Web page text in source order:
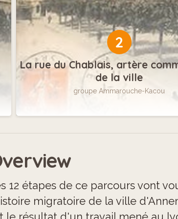
2
La rue du Chablais, artère
de la ville
groupe Ammarouche-Kacou
12 étapes de ce parcours vont
migratoire de la ville